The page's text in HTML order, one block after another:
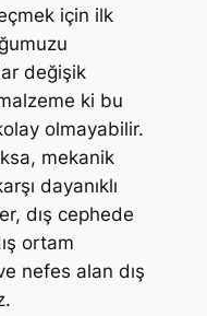
için ilk
değişik
ki bu
olmayabilir.
mekanik
dayanıklı
dış cephede
ortam
nefes alan dış